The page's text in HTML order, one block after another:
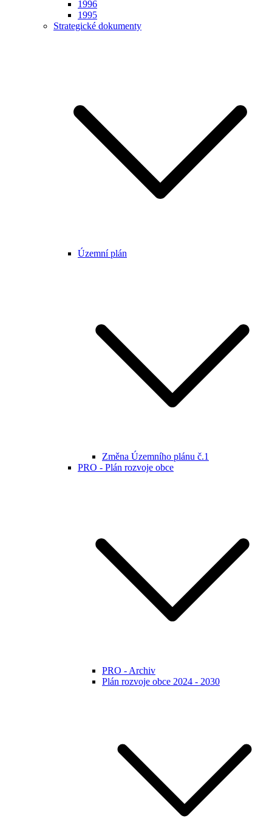
1996
1995
Strategické dokumenty
Územní plán
Změna Územního plánu č.1
PRO - Plán rozvoje obce
PRO - Archiv
Plán rozvoje obce 2024 - 2030